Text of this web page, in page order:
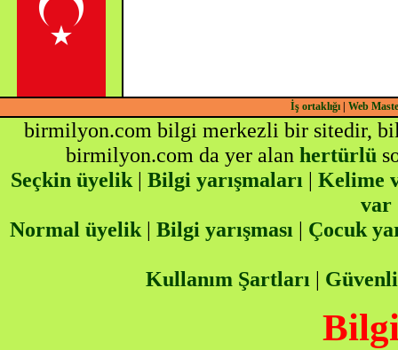
İş ortaklığı| Web
birmilyon.com bilgi merkezli bir sitedir,
birmilyon.com da yer alan hertürlü
Seçkin üyelik| Bilgi yarışmaları | Kelime
var
Normal üyelik | Bilgi yarışması | Çocuk
Kullanım Şartları |
Bilgi